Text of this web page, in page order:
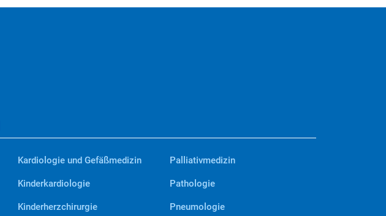
Kardiologie und Gefäßmedizin
Kinderkardiologie
Kinderherzchirurgie
Palliativmedizin
Pathologie
Pneumologie